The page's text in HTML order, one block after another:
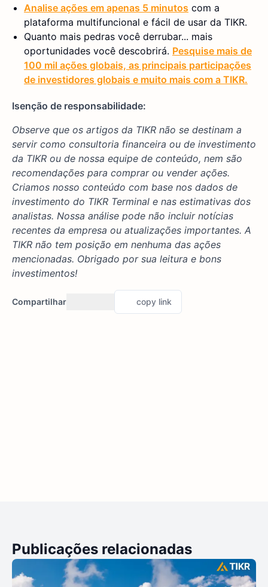
Analise ações em apenas 5 minutos com a
plataforma multifuncional e fácil de usar da TIKR.
Quanto mais pedras você derrubar... mais
oportunidades você descobrirá. Pesquise mais de
100 mil ações globais, as principais participações
de investidores globais e muito mais com a TIKR.
Isenção de responsabilidade:
Observe que os artigos da TIKR não se destinam a
servir como consultoria financeira ou de investimento
da TIKR ou de nossa equipe de conteúdo, nem são
recomendações para comprar ou vender ações.
Criamos nosso conteúdo com base nos dados de
investimento do TIKR Terminal e nas estimativas dos
analistas. Nossa análise pode não incluir notícias
recentes da empresa ou atualizações importantes. A
TIKR não tem posição em nenhuma das ações
mencionadas. Obrigado por sua leitura e bons
investimentos!
Compartilhar copy link
Publicações relacionadas